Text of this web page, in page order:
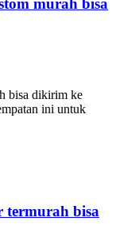
murah bisa
bisa dikirim ke
ini untuk
termurah bisa